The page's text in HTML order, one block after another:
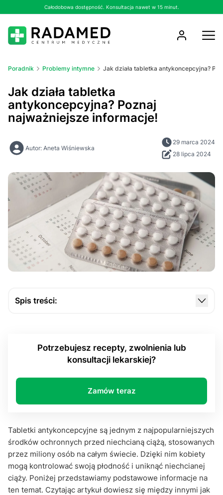
Całodobowa dostępność. Konsultacja nawet w 15 minut.
Poradnik Problemy intymne Jak działa tabletka antykoncepcyjna?
Jak działa tabletka
antykoncepcyjna? Poznaj
najważniejsze informacje!
Autor: Aneta Wiśniewska
29 marca 2024
28 lipca 2024
Spis treści:
Skuteczność tabletek antykoncepcyjnych
Jak działa tabletka antykoncepcyjna -
Potrzebujesz recepty, zwolnienia lub
konsultacji lekarskiej?
Zamów teraz
Tabletki antykoncepcyjne są jednym z najpopularniejszych
środków ochronnych przed niechcianą ciążą, stosowanych
przez miliony osób na całym świecie. Dzięki nim kobiety
mogą kontrolować swoją płodność i uniknąć niechcianej
ciąży. Poniżej przedstawiamy podstawowe informacje na
ten temat. Czytając artykuł dowiesz się między innymi jak